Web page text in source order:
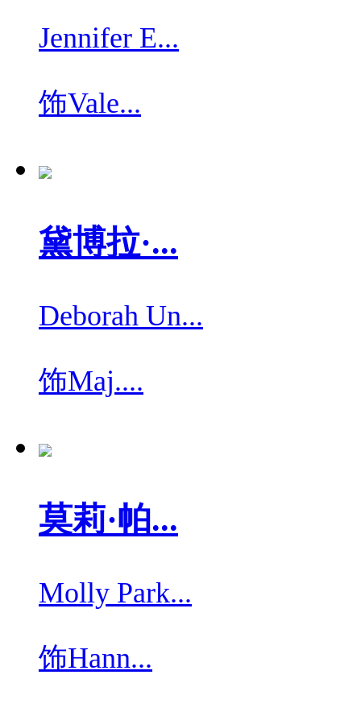
Jennifer E...
饰Vale...
黛博拉·...
Deborah Un...
饰Maj....
莫莉·帕...
Molly Park...
饰Hann...